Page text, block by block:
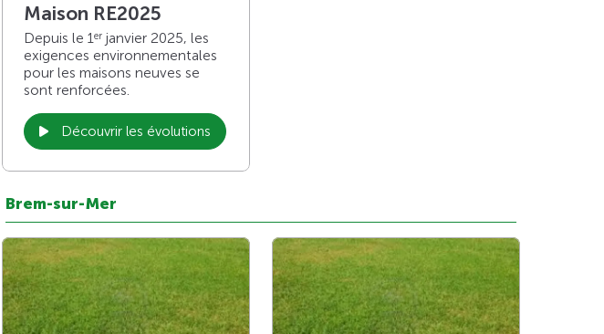
Maison RE2025
Depuis le 1 er janvier 2025, les
exigences environnementales
pour les maisons neuves se
sont renforcées.
Découvrir les évolutions
Brem-sur-Mer